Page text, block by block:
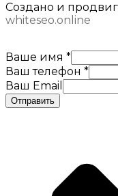
Создано и
whiteseo.online
Ваше имя *
Ваш телефон *
Ваш Email
Отправить